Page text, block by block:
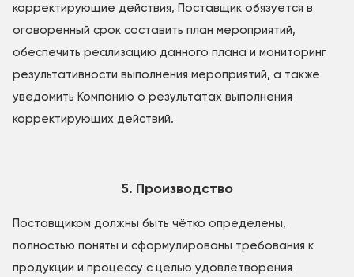
корректирующие действия, Поставщик обязуется в
оговоренный срок составить план мероприятий,
обеспечить реализацию данного плана и мониторинг
результативности выполнения мероприятий, а также
уведомить Компанию о результатах выполнения
корректирующих действий.
5. Производство
Поставщиком должны быть чётко определены,
полностью поняты и сформулированы требования к
продукции и процессу с целью удовлетворения